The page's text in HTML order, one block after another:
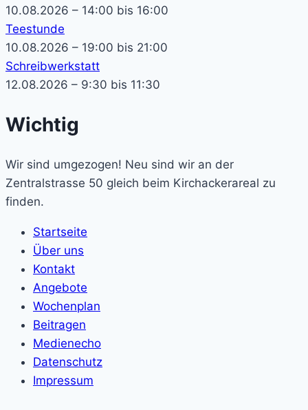
10.08.2026 – 14:00 bis 16:00
Teestunde
10.08.2026 – 19:00 bis 21:00
Schreibwerkstatt
12.08.2026 – 9:30 bis 11:30
Wichtig
Wir sind umgezogen! Neu sind wir an der
Zentralstrasse 50 gleich beim Kirchackerareal zu
finden.
Startseite
Über uns
Kontakt
Angebote
Wochenplan
Beitragen
Medienecho
Datenschutz
Impressum